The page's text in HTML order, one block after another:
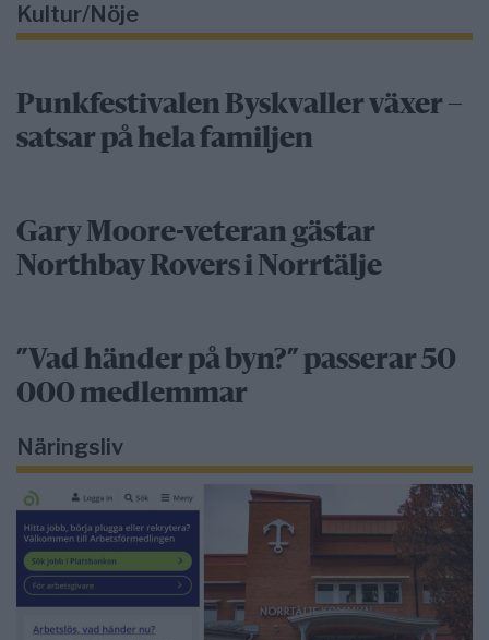
Kultur/Nöje
Punkfestivalen Byskvaller växer –
satsar på hela familjen
Gary Moore-veteran gästar
Northbay Rovers i Norrtälje
”Vad händer på byn?” passerar 50
000 medlemmar
Näringsliv